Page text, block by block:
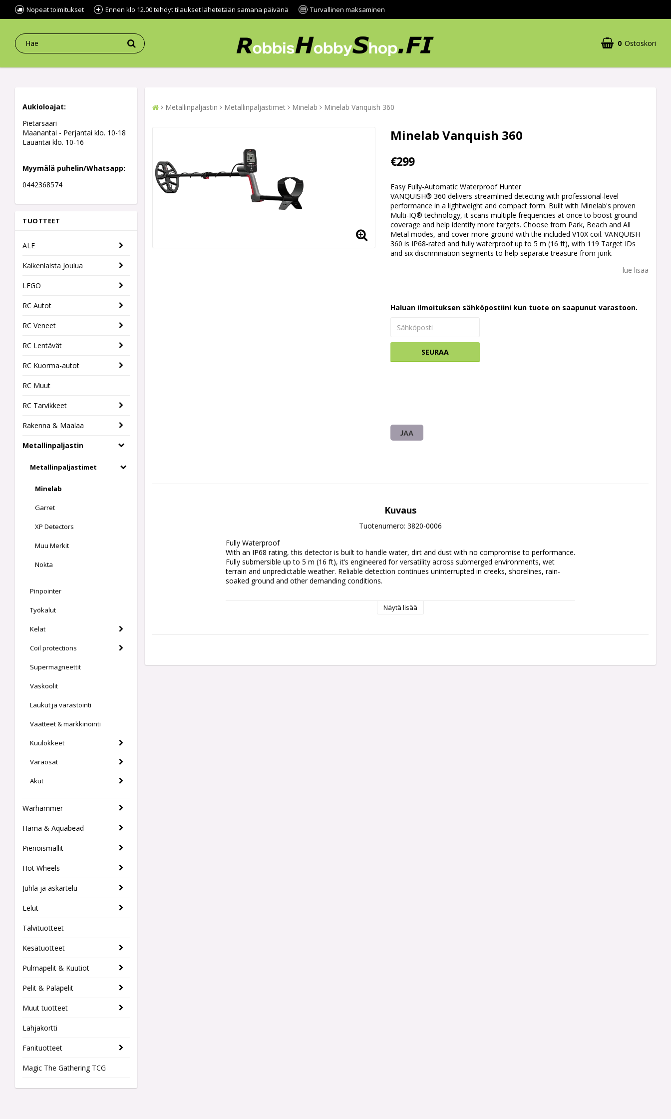
Nopeat toimitukset Ennen klo 12.00 tehdyt tilaukset lähetetään samana päivänä Turvallinen maksaminen
0 Ostoskori
Aukioloajat:
Pietarsaari
Maanantai - Perjantai klo. 10-18
Lauantai klo. 10-16
Myymälä puhelin/Whatsapp:
0442368574
TUOTTEET
ALE
Kaikenlaista Joulua
LEGO
RC Autot
RC Veneet
RC Lentävät
RC Kuorma-autot
RC Muut
RC Tarvikkeet
Rakenna & Maalaa
Metallinpaljastin
Metallinpaljastimet
Minelab
Garret
XP Detectors
Muu Merkit
Nokta
Pinpointer
Työkalut
Kelat
Coil protections
Supermagneettit
Vaskoolit
Laukut ja varastointi
Vaatteet & markkinointi
Kuulokkeet
Varaosat
Akut
Warhammer
Hama & Aquabead
Pienoismallit
Hot Wheels
Juhla ja askartelu
Lelut
Talvituotteet
Kesätuotteet
Pulmapelit & Kuutiot
Pelit & Palapelit
Muut tuotteet
Lahjakortti
Fanituotteet
Magic The Gathering TCG
Metallinpaljastin Metallinpaljastimet Minelab Minelab Vanquish 360
Minelab Vanquish 360
€299
Easy Fully-Automatic Waterproof Hunter
VANQUISH® 360 delivers streamlined detecting with professional-level
performance in a lightweight and compact form. Built with Minelab's proven
Multi-IQ® technology, it scans multiple frequencies at once to boost ground
coverage and help identify more targets. Choose from Park, Beach and All
Metal modes, and cover more ground with the included V10X coil. VANQUISH
360 is IP68-rated and fully waterproof up to 5 m (16 ft), with 119 Target IDs
and six discrimination segments to help separate treasure from junk.
lue lisää
Haluan ilmoituksen sähköpostiini kun tuote on saapunut varastoon.
SEURAA
JAA
Kuvaus
Tuotenumero: 3820-0006
Fully Waterproof
With an IP68 rating, this detector is built to handle water, dirt and dust with no compromise to performance.
Fully submersible up to 5 m (16 ft), it’s engineered for versatility across submerged environments, wet
terrain and unpredictable weather. Reliable detection continues uninterrupted in creeks, shorelines, rain-
soaked ground and other demanding conditions.
Why Multi-IQ? Because more performance shouldn’t mean more effort. Minelab’s proven simultaneous
Multi-IQ Technology
Näytä lisää